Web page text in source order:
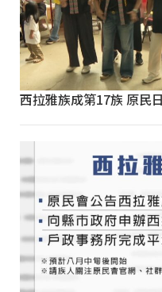
西拉雅族成第17族 原民